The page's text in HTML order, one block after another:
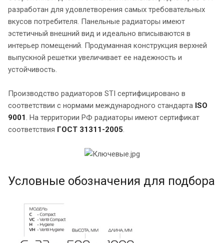
разработан для удовлетворения самых требовательных
вкусов потребителя. Панельные радиаторы имеют
эстетичный внешний вид и идеально вписываются в
интерьер помещений. Продуманная конструкция верхней
выпускной решетки увеличивает ее надежность и
устойчивость.
Производство радиаторов STI сертифицировано в
соответствии с нормами международного стандарта ISO
9001. На территории РФ радиаторы имеют сертификат
соответствия ГОСТ 31311-2005.
Условные обозначения для подбора